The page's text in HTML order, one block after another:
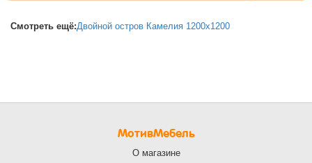
Смотреть ещё:Двойной остров Камелия 1200х1200
МотивМебель
О магазине